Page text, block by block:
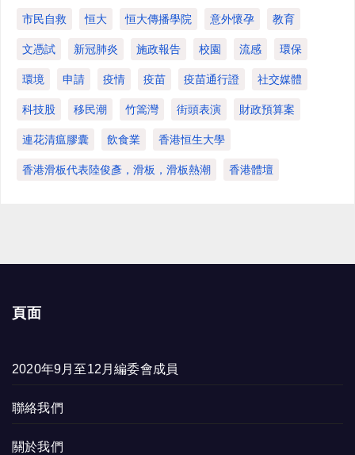
市民自救 恒大 恒大傳播學院 意外懷孕 教育
文憑試 新冠肺炎 施政報告 校園 流感 環保
環境 申請 疫情 疫苗 疫苗通行證 社交媒體
科技股 移民潮 竹篙灣 街頭表演 財政預算案
連花清瘟膠囊 飲食業 香港恒生大學
香港滑板代表陸俊彥，滑板，滑板熱潮 香港體壇
頁面
2020年9月至12月編委會成員
聯絡我們
關於我們